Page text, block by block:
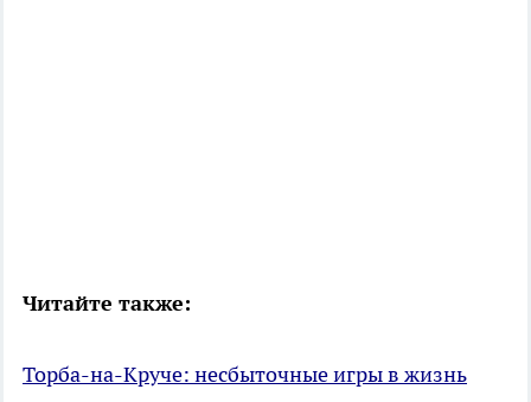
Читайте также:
Торба-на-Круче: несбыточные игры в жизнь